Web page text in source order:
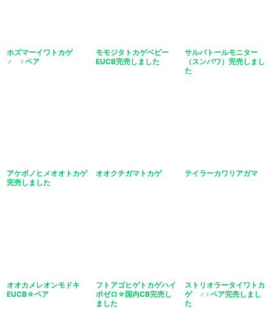
ホズマーイワトカゲ
♂ ♀ペア
モモジタトカゲベビー
EUCB完売しました
サルバトールモニター
（スンバワ）完売しまし
た
アケボノヒメオオトカゲ
完売しました
オオクチガマトカゲ テイラーカワリアガマ
オオカメレオンモドキ
EUCB☆ペア
フトアゴヒゲトカゲハイ
ポゼロ☆国内CB完売し
ました
ストリオラータイワトカ
ゲ ♂♀ペア完売しまし
た